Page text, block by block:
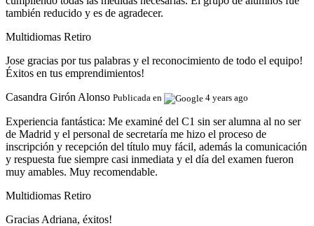
también reducido y es de agradecer.
Multidiomas Retiro
Jose gracias por tus palabras y el reconocimiento de todo el equipo!
Éxitos en tus emprendimientos!
Casandra Girón Alonso Publicada en 4 years ago
Experiencia fantástica: Me examiné del C1 sin ser alumna al no ser
de Madrid y el personal de secretaría me hizo el proceso de
inscripción y recepción del título muy fácil, además la comunicación
y respuesta fue siempre casi inmediata y el día del examen fueron
muy amables. Muy recomendable.
Multidiomas Retiro
Gracias Adriana, éxitos!